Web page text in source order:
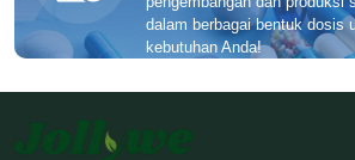
dalam berbagai bentuk dosis
kebutuhan Anda!